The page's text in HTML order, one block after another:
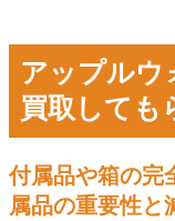
アップルウ
買取しても
付属品や箱の完
属品の重要性と